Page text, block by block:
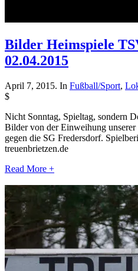
Bilder Heimspiele
02.04.2015
April 7, 2015. In Fußball/Sport,
$
Nicht Sonntag, Spieltag, sondern
Bilder von der Einweihung
gegen die SG Fredersdorf.
treuenbrietzen.de
Read More +